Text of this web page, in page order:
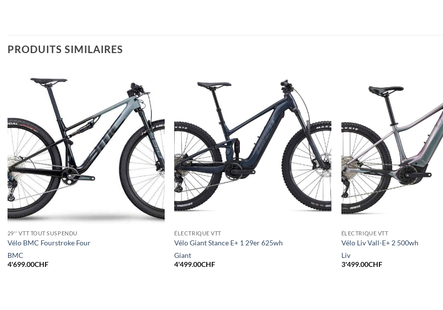
PRODUITS SIMILAIRES
29'' VTT TOUT SUSPENDU
Vélo BMC Fourstroke Four
BMC
4'699.00CHF
ÉLECTRIQUE VTT
Vélo Giant Stance E+ 1 29er 625wh
Giant
4'499.00CHF
ÉLECTRIQUE VTT
Vélo Liv Vall-E+ 2 500wh
Liv
3'499.00CHF